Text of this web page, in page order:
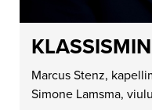
Marcus Stenz,
Simone Lamsma, viulu